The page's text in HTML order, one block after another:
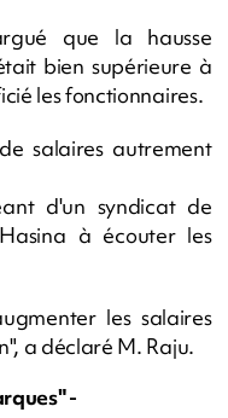
que la hausse
bien supérieure à
les fonctionnaires.
salaires autrement
d'un syndicat de
à écouter les
les salaires
a déclaré M. Raju.
-